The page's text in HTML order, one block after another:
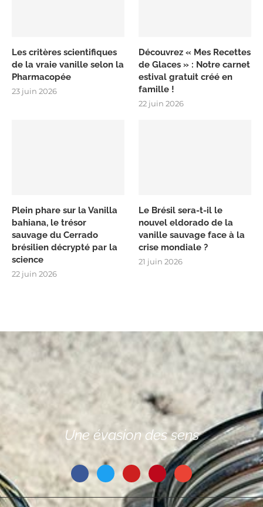
Les critères scientifiques
de la vraie vanille selon la
Pharmacopée
23 juin 2026
Découvrez « Mes Recettes
de Glaces » : Notre carnet
estival gratuit créé en
famille !
22 juin 2026
Plein phare sur la Vanilla
bahiana, le trésor
sauvage du Cerrado
brésilien décrypté par la
science
22 juin 2026
Le Brésil sera-t-il le
nouvel eldorado de la
vanille sauvage face à la
crise mondiale ?
21 juin 2026
Une évasion des sens